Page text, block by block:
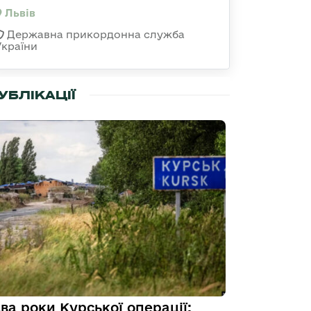
Львів
Державна прикордонна служба
роки Курської операції: